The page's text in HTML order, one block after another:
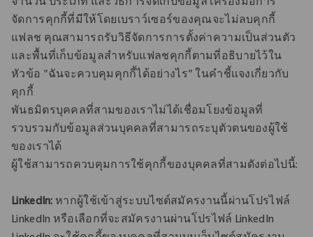
จํานวน ประเภท และวิธีการจัดเก็บข้อมูล เครื่องมือการ
จัดการคุกกี้ที่มีให้โดยเบราว์เซอร์ของคุณจะไม่ลบคุกกี้
แฟลช คุณสามารถรับวิธีจัดการการตั้งค่าความเป็นส่วนตัว
และพื้นที่เก็บข้อมูลสําหรับแฟลชคุกกี้ตามที่อธิบายไว้ใน
หัวข้อ "ฉันจะควบคุมคุกกี้ได้อย่างไร" ในคําชี้แจงเกี่ยวกับ
คุกกี้
พันธมิตรบุคคลที่สามของเราไม่ได้เชื่อมโยงข้อมูลที่
รวบรวมกับข้อมูลส่วนบุคคลที่สามารถระบุตัวตนของผู้ใช้
ของเราได้
ผู้ใช้สามารถควบคุมการใช้คุกกี้ของบุคคลที่สามดังต่อไปนี้:
LinkedIn: หากผู้ใช้เข้าสู่ระบบไซต์สมัครงานนี้ผ่านโปรไฟล์
LinkedIn หรือเลือกที่จะสมัครงานผ่านโปรไฟล์ LinkedIn